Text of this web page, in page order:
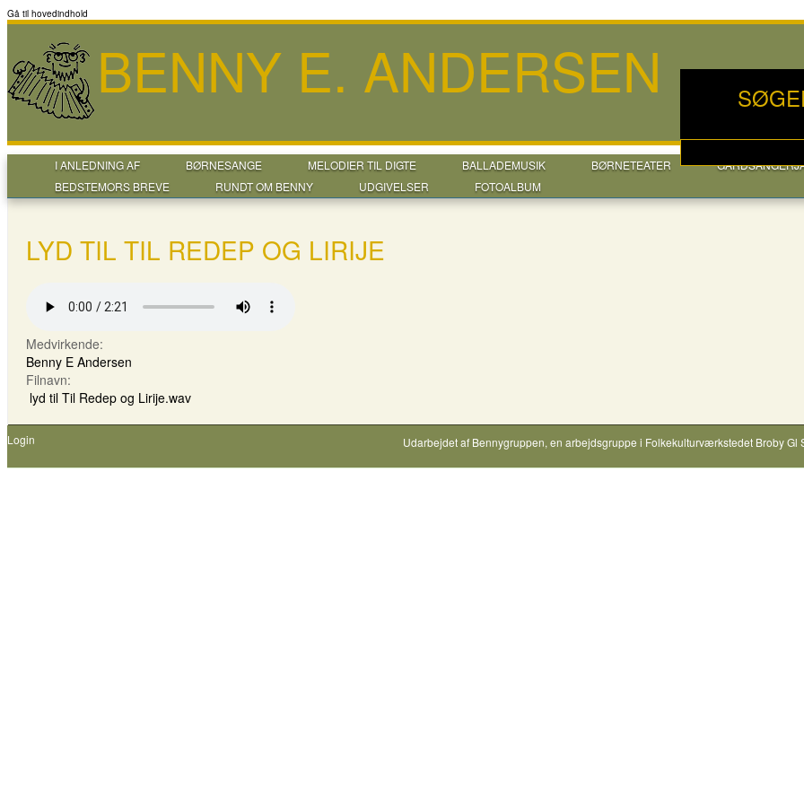
Gå til hovedindhold
BENNY E. ANDERSEN
I ANLEDNING AF BØRNESANGE MELODIER TIL DIGTE BALLADEMUSIK BØRNETEATER
BEDSTEMORS BREVE
RUNDT OM BENNY UDGIVELSER FOTOALBUM
LYD TIL TIL REDEP OG LIRIJE
Medvirkende:
Benny E Andersen
Filnavn:
lyd til Til Redep og Lirije.wav
Login Udarbejdet af Bennygruppen, en arbejdsgruppe i Folkekulturværkstedet Broby Gl